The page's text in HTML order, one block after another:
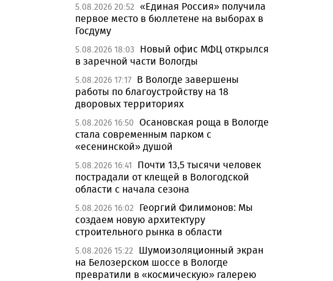
5.08.2026 20:52 «Единая Россия» получила
первое место в бюллетене на выборах в
Госдуму
5.08.2026 18:03
Новый офис МФЦ открылся
в заречной части Вологды
5.08.2026 17:17 В Вологде завершены
работы по благоустройству на 18
дворовых территориях
5.08.2026 16:50 Осановская роща в Вологде
стала современным парком с
«есенинской» душой
5.08.2026 16:41
Почти 13,5 тысячи человек
пострадали от клещей в Вологодской
области с начала сезона
5.08.2026 16:02
Георгий Филимонов: Мы
создаем новую архитектуру
строительного рынка в области
5.08.2026 15:22
Шумоизоляционный экран
на Белозерском шоссе в Вологде
превратили в «космическую» галерею